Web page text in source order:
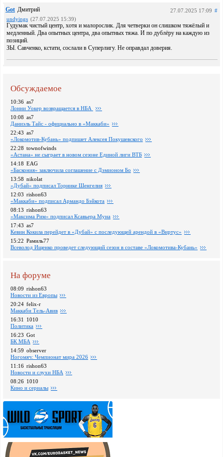
Got Дмитрий 27.07.2025 17:09 #
undyings (27.07.2025 15:39)
Гудумак чистый центр, хотя и малорослик. Для четверки он слишком тяжёлый и
медленный. Два опытных центра, два опытных тяжа. И по дублёру на каждую из
позиций.
ЗЫ. Савченко, кстати, сослали в Суперлигу. Не оправдал доверия.
Обсуждаемое
10:36 as7
Лонни Уокер возвращается в НБА
10:08 as7
Даниэль Тайс - официально в «Маккаби»
22:43 as7
«Локомотив-Кубань» подпишет Алексея Покушевского
22:28 townofwinds
«Астана» не сыграет в новом сезоне Единой лиги ВТБ
14:18 EAG
«Баскония» заключила соглашение с Дэмионом Бо
13:58 nikolat
«Дубай» подписал Торнике Шенгелия
12:03 rishon63
«Маккаби» подписал Армандо Бэйкота
08:13 rishon63
«Максима Рим» подписал Ксавьера Муна
17:43 as7
Кевин Кокила перейдет в «Дубай» с последующей арендой в «Виртус»
15:22 Рамиль77
Всеволод Ищенко проведет следующий сезон в составе «Локомотива-Кубань»
На форуме
08:09 rishon63
Новости из Европы
20:24 felix-r
Маккаби Тель-Авив
16:31
1010
Политика
16:23 Got
БК МБА
14:59 observer
Ногомяч: Чемпионат мира 2026
11:16 rishon63
Новости и слухи НБА
08:26 1010
Кино и сериалы